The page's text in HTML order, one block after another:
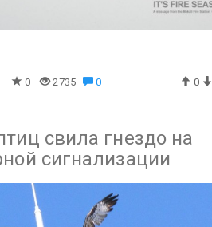
0 2735 0
0
свила гнездо на
сигнализации